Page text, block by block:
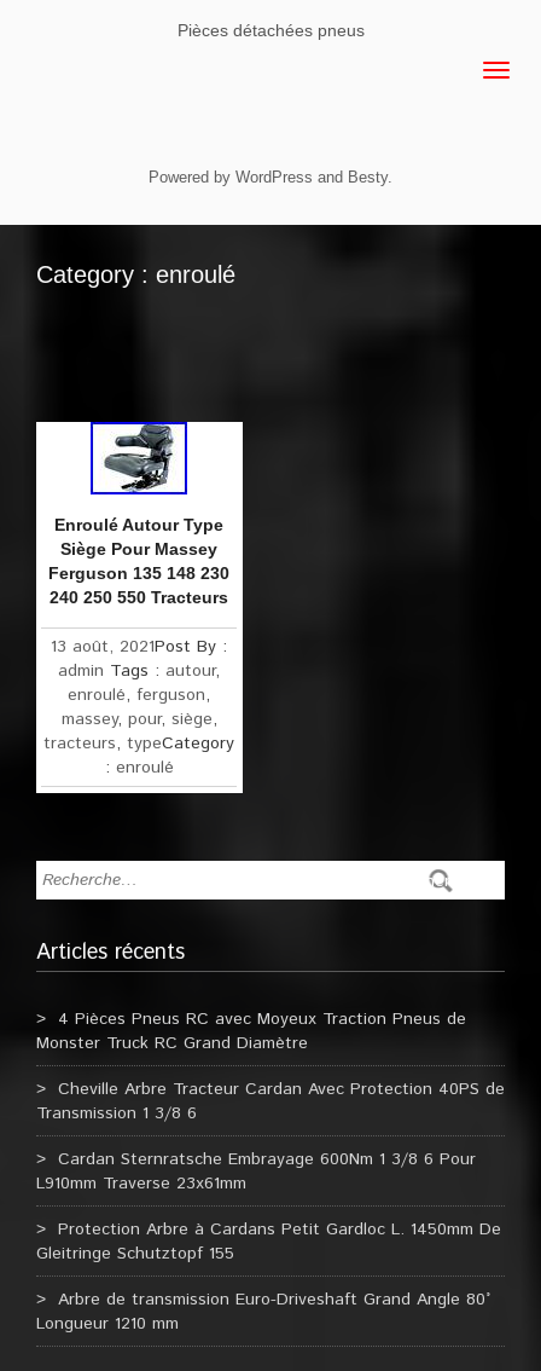
Pièces détachées pneus
Powered by WordPress and Besty.
Category : enroulé
Enroulé Autour Type
Siège Pour Massey
Ferguson 135 148 230
240 250 550 Tracteurs
13 août, 2021Post By :
admin Tags : autour,
enroulé,ferguson,
massey, pour, siège,
tracteurs,typeCategory
: enroulé
Articles récents
4 Pièces Pneus RC avec Moyeux Traction Pneus de
Monster Truck RC Grand Diamètre
Cheville Arbre Tracteur Cardan Avec Protection 40PS de
Transmission 1 3/8 6
Cardan Sternratsche Embrayage 600Nm 1 3/8 6 Pour
L910mm Traverse 23x61mm
Protection Arbre à Cardans Petit Gardloc L. 1450mm De
Gleitringe Schutztopf 155
Arbre de transmission Euro-Driveshaft Grand Angle 80°
Longueur 1210 mm